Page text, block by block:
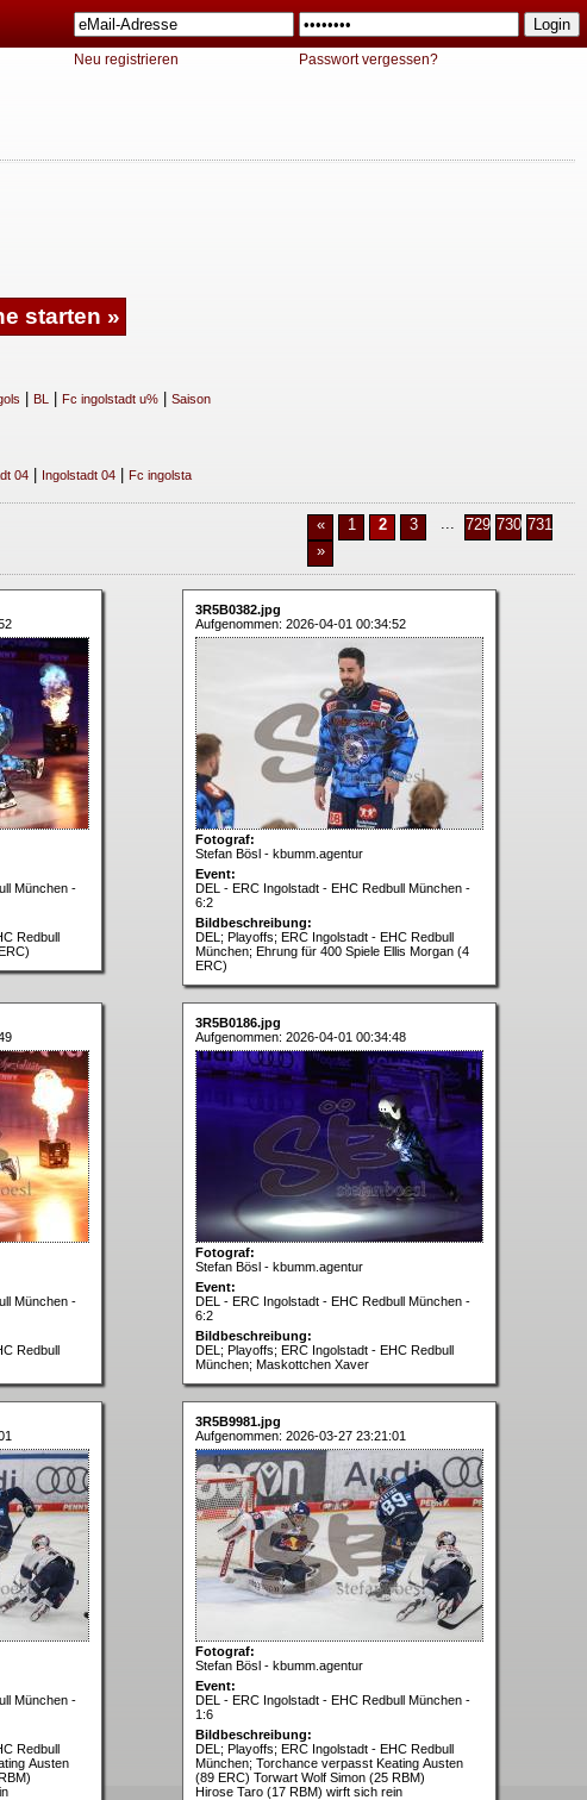
Neu registrieren Passwort vergessen?
BL | Fc ingolstadt u%| Saison
04| Ingolstadt 04| Fc ingolsta
« 1 2 3 729 730 731
»
München -
Redbull
3R5B0382.jpg
Aufgenommen: 2026-04-01 00:34:52
Fotograf:
Stefan Bösl - kbumm.agentur
Event:
DEL - ERC Ingolstadt - EHC Redbull München -
6:2
Bildbeschreibung:
DEL; Playoffs; ERC Ingolstadt - EHC Redbull
München; Ehrung für 400 Spiele Ellis Morgan (4
ERC)
München -
Redbull
3R5B0186.jpg
Aufgenommen: 2026-04-01 00:34:48
Fotograf:
Stefan Bösl - kbumm.agentur
Event:
DEL - ERC Ingolstadt - EHC Redbull München -
6:2
Bildbeschreibung:
DEL; Playoffs; ERC Ingolstadt - EHC Redbull
München; Maskottchen Xaver
München -
Redbull
Austen
3R5B9981.jpg
Aufgenommen: 2026-03-27 23:21:01
Fotograf:
Stefan Bösl - kbumm.agentur
Event:
DEL - ERC Ingolstadt - EHC Redbull München -
1:6
Bildbeschreibung:
DEL; Playoffs; ERC Ingolstadt - EHC Redbull
München; Torchance verpasst Keating Austen
(89 ERC) Torwart Wolf Simon (25 RBM)
Hirose Taro (17 RBM) wirft sich rein